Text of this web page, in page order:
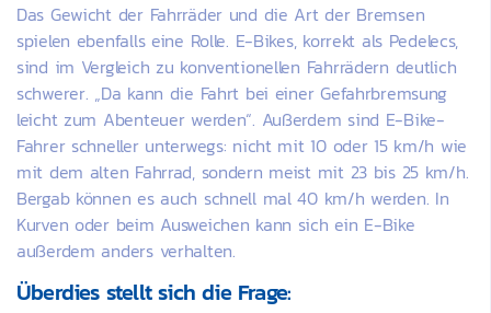
Das Gewicht der Fahrräder und die Art der Bremsen
spielen ebenfalls eine Rolle. E-Bikes, korrekt als Pedelecs,
sind im Vergleich zu konventionellen Fahrrädern deutlich
schwerer. „Da kann die Fahrt bei einer Gefahrbremsung
leicht zum Abenteuer werden“. Außerdem sind E-Bike-
Fahrer schneller unterwegs: nicht mit 10 oder 15 km/h wie
mit dem alten Fahrrad, sondern meist mit 23 bis 25 km/h.
Bergab können es auch schnell mal 40 km/h werden. In
Kurven oder beim Ausweichen kann sich ein E-Bike
außerdem anders verhalten.
Überdies stellt sich die Frage: